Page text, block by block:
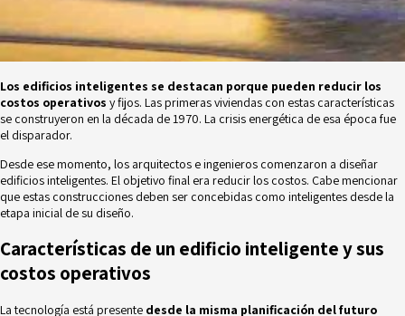
Los edificios inteligentes se destacan porque pueden reducir los
costos operativos y fijos. Las primeras viviendas con estas características
se construyeron en la década de 1970. La crisis energética de esa época fue
el disparador.
Desde ese momento, los arquitectos e ingenieros comenzaron a diseñar
edificios inteligentes. El objetivo final era reducir los costos. Cabe mencionar
que estas construcciones deben ser concebidas como inteligentes desde la
etapa inicial de su diseño.
Características de un edificio inteligente y sus
costos operativos
La tecnología está presente desde la misma planificación del futuro